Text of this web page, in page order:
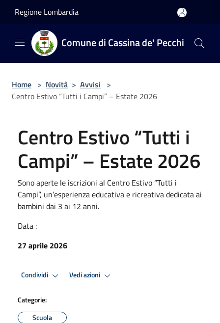
Regione Lombardia
Comune di Cassina de' Pecchi
Home > Novità > Avvisi >
Centro Estivo “Tutti i Campi” – Estate 2026
Centro Estivo “Tutti i
Campi” – Estate 2026
Sono aperte le iscrizioni al Centro Estivo “Tutti i
Campi”, un’esperienza educativa e ricreativa dedicata ai
bambini dai 3 ai 12 anni.
Data :
27 aprile 2026
Condividi Vedi azioni
Categorie:
Scuola